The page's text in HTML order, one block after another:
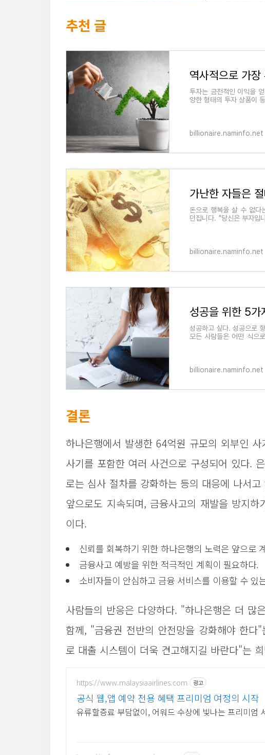
추천 글
역사적으로 가
투자는 금전적인 이익을
양한 형태의 투자 상품이
billionaire.naminfo.net
가난한 자들은
돈으로 행복을 살 수 없다
던집니다. "당신은 부자입
billionaire.naminfo.net
성공을 위한 5가
성공하고 싶다. 성공으로
모든 사람들은 어떤 식으
billionaire.naminfo.net
결론
하나은행에서 발생한 64억원 규모의 외부인
사기를 포함한 여러 사건으로 구성되어 있다.
로는 심사 절차를 강화하는 등의 대응에 나서
앞으로도 지속되며, 금융사고의 재발을 방지
이다.
신뢰를 회복하기 위한 하나은행의 노력은 앞으로
금융사고 예방을 위한 적극적인 계획이 필요하다.
소비자들이 안심하고 금융 서비스를 이용할 수 있
사람들의 반응은 다양하다. "하나은행은 더 많
함께, "금융권 전반의 안전망을 강화해야 한
로 대출 시스템이 더욱 견고해지길 바란다"는
https://www.malaysiaairlines.com 광고
공식 웹,앱 예약 전용 혜택 프리미엄 여정의 시작
유류할증료 부담없이, 어워드 수상에 빛나는 프리미엄